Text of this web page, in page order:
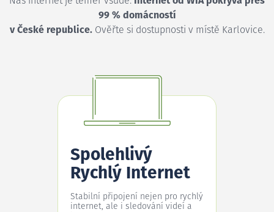
99 % domácností
v České republice.Ověřte si dostupnosti v místě Karlovice.
Spolehlivý
Rychlý Internet
Stabilní připojení nejen pro rychlý
internet, ale i sledování videí a